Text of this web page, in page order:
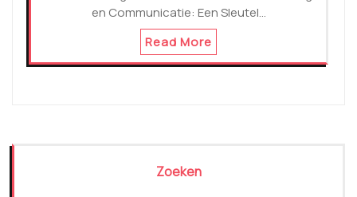
en Communicatie: Een Sleutel…
Read More
Zoeken